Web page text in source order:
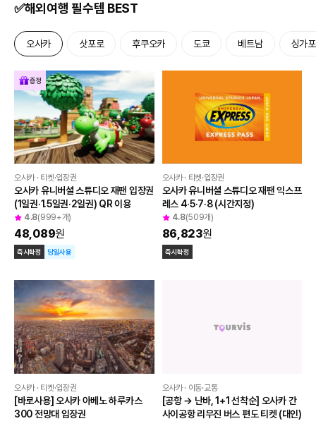
✅해외여행 필수템 BEST
오사카 삿포로 후쿠오카 도쿄 베트남 싱가
증정
오사카 · 티켓·입장권
오사카 유니버셜 스튜디오 재팬 입장권
(1일권·1.5일권·2일권) QR 이용
4.8(999+개)
48,089원
즉시확정 당일사용
오사카 · 티켓·입장권
오사카 유니버셜 스튜디오 재팬 익스프
레스 4·5·7·8 (시간지정)
4.8(509개)
86,823원
즉시확정
오사카 · 티켓·입장권
[바로사용] 오사카 아베노 하루카스
300 전망대 입장권
오사카 · 이동·교통
[공항 → 난바, 1+1 선착순] 오사카 간
사이공항 리무진 버스 편도 티켓 (대인)